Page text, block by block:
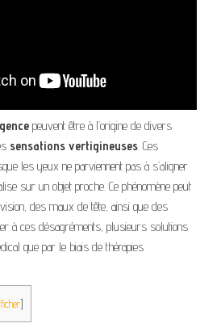
peuvent être à l’origine de divers
sensations vertigineuses. Ces
les yeux ne parviennent pas à s’aligner
sur un objet proche. Ce phénomène peut
des maux de tête, ainsi que des
à ces désagréments, plusieurs solutions
que par le biais de thérapies
]